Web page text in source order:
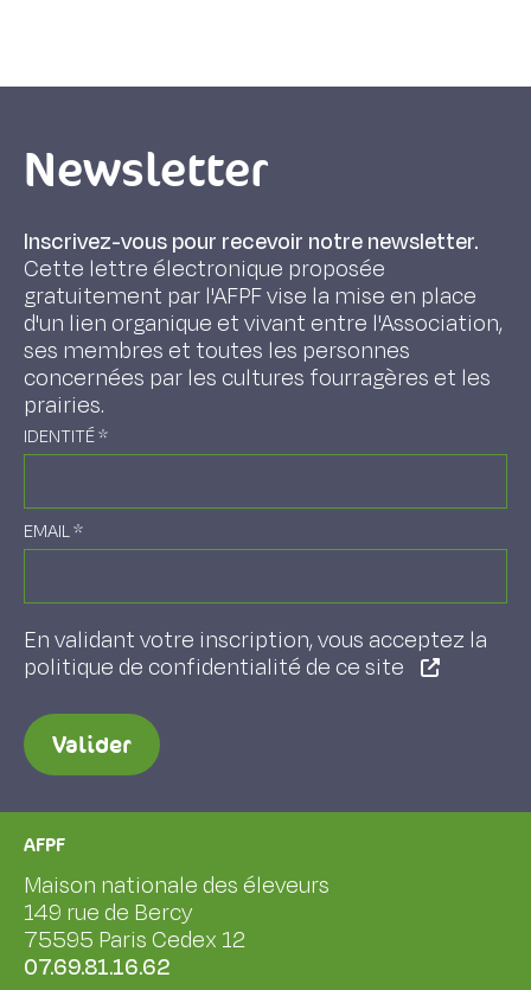
Newsletter
Inscrivez-vous pour recevoir notre newsletter.
Cette lettre électronique proposée
gratuitement par l'AFPF vise la mise en place
d'un lien organique et vivant entre l'Association,
ses membres et toutes les personnes
concernées par les cultures fourragères et les
prairies.
IDENTITÉ*
EMAIL*
En validant votre inscription, vous acceptez la
politique de confidentialité de ce site
Valider
AFPF
Maison nationale des éleveurs
149 rue de Bercy
75595 Paris Cedex 12
07.69.81.16.62